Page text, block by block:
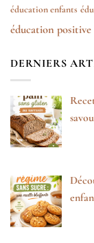
éducation enfants
éducation positive
DERNIERS